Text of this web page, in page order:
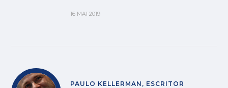
16 MAI 2019
PAULO KELLERMAN, ESCRITOR